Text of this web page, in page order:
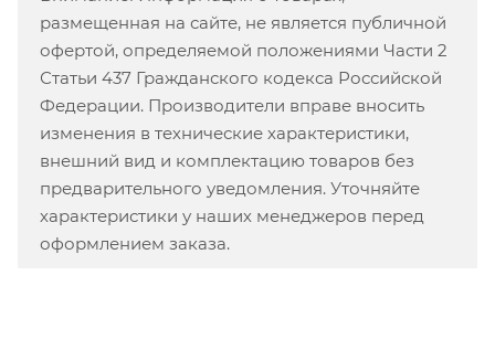
размещенная на сайте, не является публичной
офертой, определяемой положениями Части 2
Статьи 437 Гражданского кодекса Российской
Федерации. Производители вправе вносить
изменения в технические характеристики,
внешний вид и комплектацию товаров без
предварительного уведомления. Уточняйте
характеристики у наших менеджеров перед
оформлением заказа.